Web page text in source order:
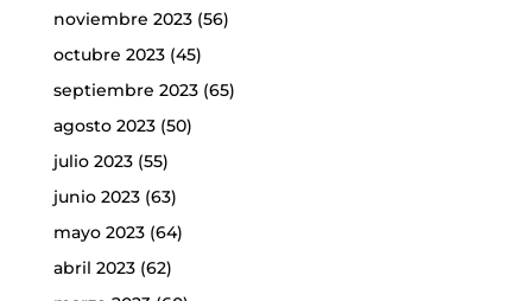
noviembre 2023(56)
octubre 2023(45)
septiembre 2023(65)
agosto 2023(50)
julio 2023(55)
junio 2023(63)
mayo 2023(64)
abril 2023(62)